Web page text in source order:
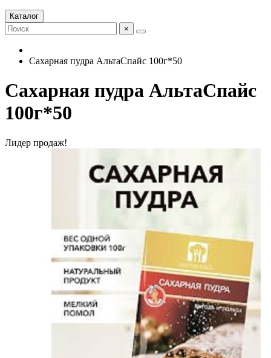
Каталог
×
Сахарная пудра АльтаСпайс 100г*50
Сахарная пудра АльтаСпайс
100г*50
Лидер продаж!